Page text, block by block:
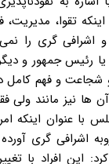
تقوا،
و اشرافی گری را
رئیس جمهور و
شجاعت و فهم کامل
ها نیز مانند ولی
با عنوان اینکه
اشرافی گری
کرد: این افراد با